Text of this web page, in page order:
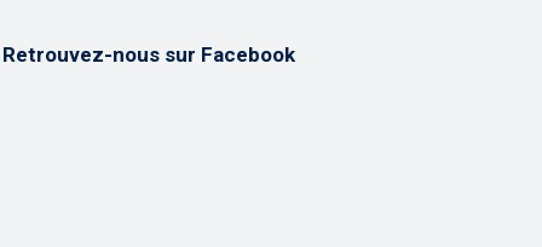
Retrouvez-nous sur Facebook